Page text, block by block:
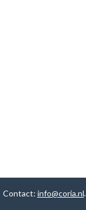
Contact: info@coria.nl.